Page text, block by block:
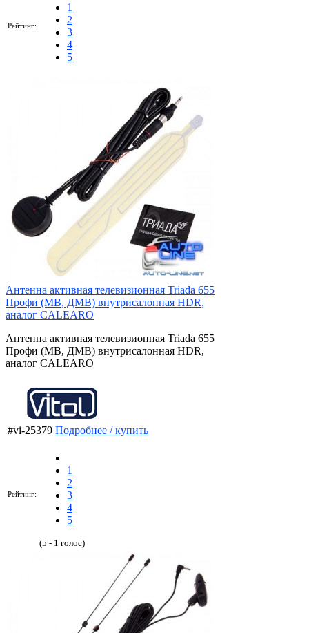
Рейтинг:
1
2
3
4
5
Антенна активная телевизионная Triada 655
Профи (МВ, ДМВ) внутрисалонная HDR,
аналог CALEARO
Антенна активная телевизионная Triada 655
Профи (МВ, ДМВ) внутрисалонная HDR,
аналог CALEARO
#vi-25379 Подробнее / купить
Рейтинг:
1
2
3
4
5
(5 - 1 голос)